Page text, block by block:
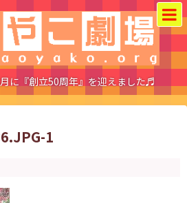
に『創立50周年』を迎えました♬
1